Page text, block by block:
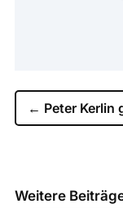
← Peter Kerlin
Weitere